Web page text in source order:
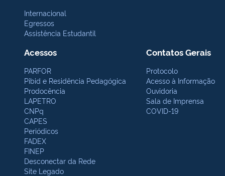
Internacional
Egressos
Assistência Estudantil
Acessos
PARFOR
Pibid e Residência Pedagógica
Prodocência
LAPETRO
CNPq
CAPES
Periódicos
FADEX
FINEP
Desconectar da Rede
Site Legado
Contatos Gerais
Protocolo
Acesso à Informação
Ouvidoria
Sala de Imprensa
COVID-19